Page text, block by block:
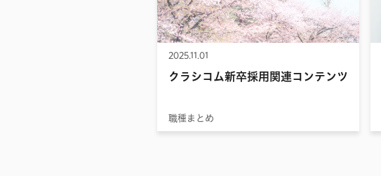
2025.11.01
クラシコム新卒採用関連コンテンツ
職種まとめ